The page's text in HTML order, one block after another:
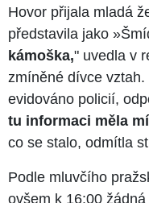
Hovor přijala mladá
představila jako
kámoška," uvedla v
zmíněné dívce
evidováno policií,
tu informaci měla
co se stalo, odmítla
Podle mluvčího
ovšem k 16:00